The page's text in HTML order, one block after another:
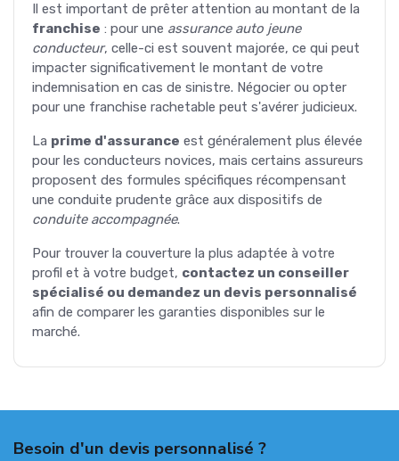
Il est important de prêter attention au montant de la
franchise : pour une assurance auto jeune
conducteur, celle-ci est souvent majorée, ce qui peut
impacter significativement le montant de votre
indemnisation en cas de sinistre. Négocier ou opter
pour une franchise rachetable peut s'avérer judicieux.
La prime d'assurance est généralement plus élevée
pour les conducteurs novices, mais certains assureurs
proposent des formules spécifiques récompensant
une conduite prudente grâce aux dispositifs de
conduite accompagnée.
Pour trouver la couverture la plus adaptée à votre
profil et à votre budget, contactez un conseiller
spécialisé ou demandez un devis personnalisé
afin de comparer les garanties disponibles sur le
marché.
Besoin d'un devis personnalisé ?